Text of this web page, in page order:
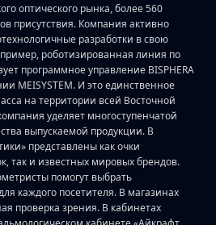
оптического рынка, более 560
присутствия. Компания активно
разработки в свою
роботизированная линия по
программное управление BISPHERA
MEISYSTEM. И это единственное
на территории всей Восточной
уделяет многоступенчатой
выпускаемой продукции. В
представлены как очки
так и известных мировых брендов.
помогут выбрать
каждого посетителя. В магазинах
проверка зрения. В кабинетах